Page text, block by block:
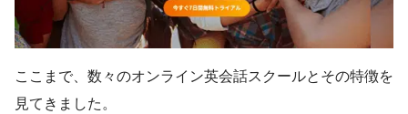
ここまで、数々のオンライン英会話スクールとその特徴を
見てきました。